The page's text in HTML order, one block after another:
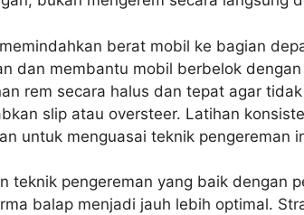
berat mobil ke bagian
dan membantu mobil berbelok
rem secara halus dan tepat agar
slip atau oversteer. Latihan
untuk menguasai teknik pengereman
teknik pengereman yang baik dengan
balap menjadi jauh lebih optimal.